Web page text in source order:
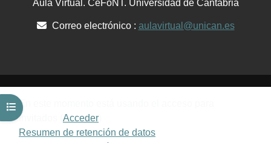
Abrir índice del curso
Aula Virtual. CeFoNT. Universidad de Cantabria
Correo electrónico : aulavirtual@unican.es
En este momento está usando el acceso para
invitados ( Acceder
Resumen de retención de datos